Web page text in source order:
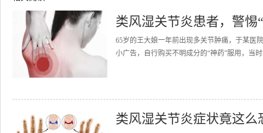
类风湿关节炎患者，警惕
65岁的王大娘一年前出现多关节肿痛，于某医
小广告，自行购买不明成分的“神药”服用，当
类风湿关节炎症状竟这么